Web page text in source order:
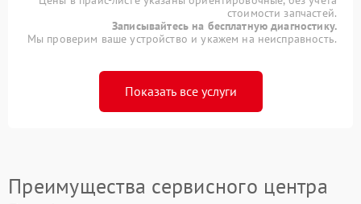
стоимости запчастей.
Записывайтесь на бесплатную диагностику.
Мы проверим ваше устройство и укажем на неисправность.
Показать все услуги
Преимущества сервисного центра